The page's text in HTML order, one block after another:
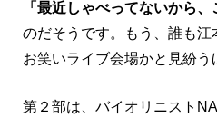
「最近しゃべってないから
のだそうです。もう、誰も江
お笑いライブ会場かと見紛う
第２部は、バイオリニスト